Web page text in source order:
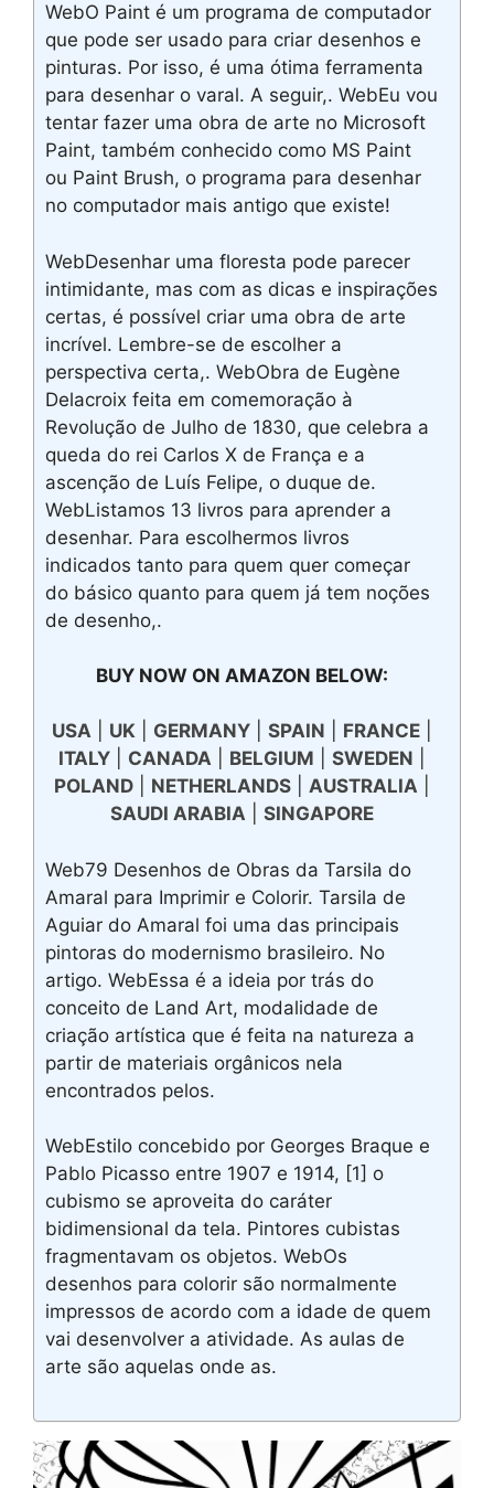
WebO Paint é um programa de computador
que pode ser usado para criar desenhos e
pinturas. Por isso, é uma ótima ferramenta
para desenhar o varal. A seguir,. WebEu vou
tentar fazer uma obra de arte no Microsoft
Paint, também conhecido como MS Paint
ou Paint Brush, o programa para desenhar
no computador mais antigo que existe!
WebDesenhar uma floresta pode parecer
intimidante, mas com as dicas e inspirações
certas, é possível criar uma obra de arte
incrível. Lembre-se de escolher a
perspectiva certa,. WebObra de Eugène
Delacroix feita em comemoração à
Revolução de Julho de 1830, que celebra a
queda do rei Carlos X de França e a
ascenção de Luís Felipe, o duque de.
WebListamos 13 livros para aprender a
desenhar. Para escolhermos livros
indicados tanto para quem quer começar
do básico quanto para quem já tem noções
de desenho,.
BUY NOW ON AMAZON BELOW:
USA| UK| GERMANY| SPAIN FRANCE|
ITALY| CANADA| BELGIUM SWEDEN
POLAND| NETHERLANDS| AUSTRALIA|
SAUDI ARABIA| SINGAPORE
Web79 Desenhos de Obras da Tarsila do
Amaral para Imprimir e Colorir. Tarsila de
Aguiar do Amaral foi uma das principais
pintoras do modernismo brasileiro. No
artigo. WebEssa é a ideia por trás do
conceito de Land Art, modalidade de
criação artística que é feita na natureza a
partir de materiais orgânicos nela
encontrados pelos.
WebEstilo concebido por Georges Braque e
Pablo Picasso entre 1907 e 1914, [1] o
cubismo se aproveita do caráter
bidimensional da tela. Pintores cubistas
fragmentavam os objetos. WebOs
desenhos para colorir são normalmente
impressos de acordo com a idade de quem
vai desenvolver a atividade. As aulas de
arte são aquelas onde as.